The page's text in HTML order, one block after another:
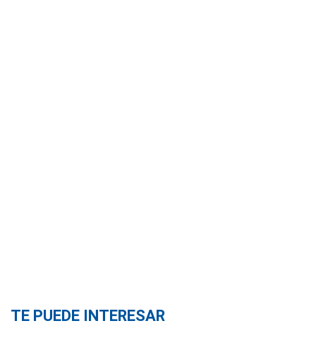
TE PUEDE INTERESAR